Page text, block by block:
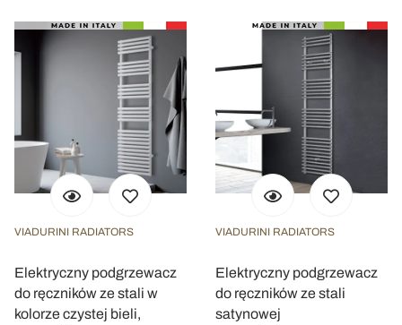
VIADURINI RADIATORS
Elektryczny podgrzewacz
do ręczników ze stali w
kolorze czystej bieli,
VIADURINI RADIATORS
Elektryczny podgrzewacz
do ręczników ze stali
satynowej